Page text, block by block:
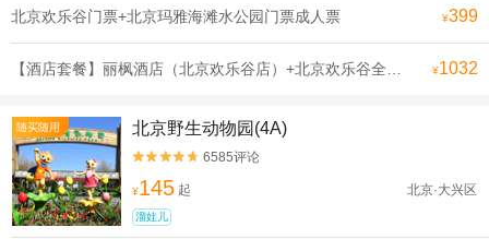
北京欢乐谷门票+北京玛雅海滩水公园门票成人票 ¥399
¥1032
随买随用 北京野生动物园(4A)

 6585评论
¥145 起 北京·大兴区
溜娃儿